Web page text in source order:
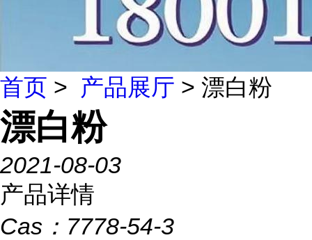
首页 > 产品展厅 > 漂白粉
漂白粉
2021-08-03
产品详情
Cas： 7778-54-3